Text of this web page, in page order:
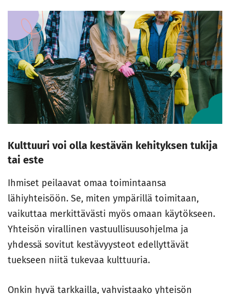
Kulttuuri voi olla kestävän kehityksen tukija
tai este
Ihmiset peilaavat omaa toimintaansa
lähiyhteisöön. Se, miten ympärillä toimitaan,
vaikuttaa merkittävästi myös omaan käytökseen.
Yhteisön virallinen vastuullisuusohjelma ja
yhdessä sovitut kestävyysteot edellyttävät
tuekseen niitä tukevaa kulttuuria.
Onkin hyvä tarkkailla, vahvistaako yhteisön